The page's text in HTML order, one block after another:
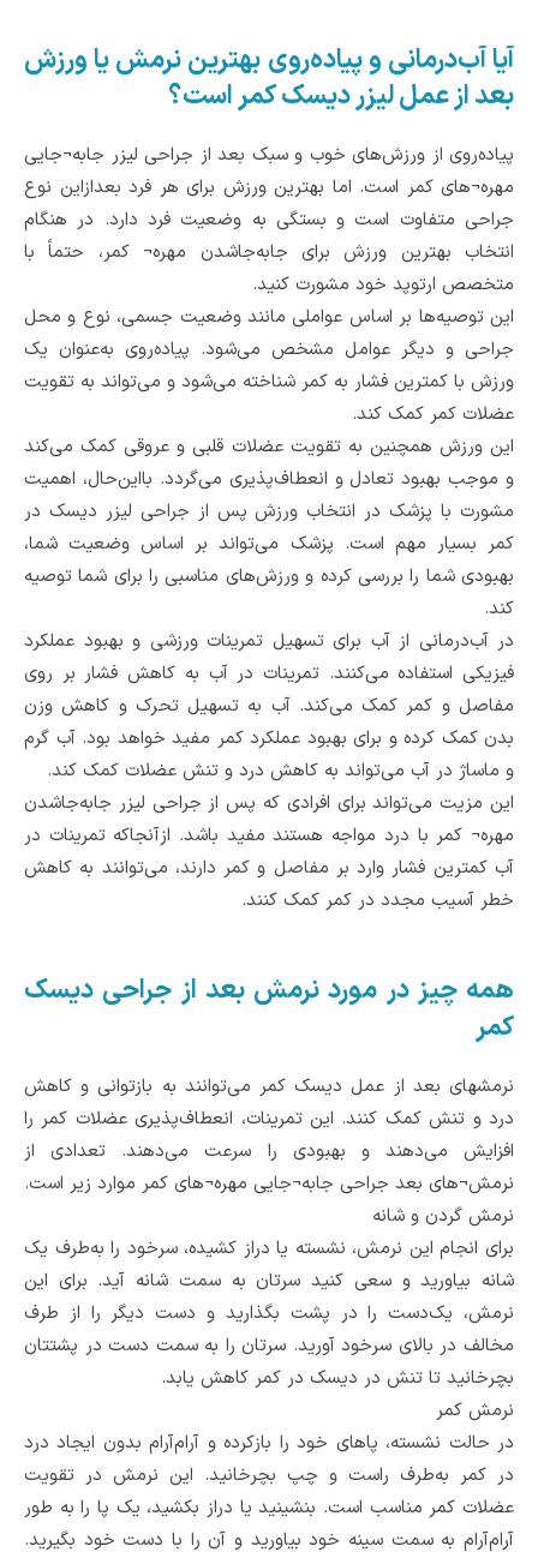
آیا آب‌درمانی و پیاده‌روی بهترین نرمش یا ورزش
بعد از عمل لیزر دیسک کمر است؟
پیاده‌روی از ورزش‌های خوب و سبک بعد از جراحی لیزر جابه¬جایی
مهره¬های کمر است. اما بهترین ورزش برای هر فرد بعدازاین نوع
جراحی متفاوت است و بستگی به وضعیت فرد دارد. در هنگام
انتخاب بهترین ورزش برای جابه‌جاشدن مهره¬ کمر، حتماً با
متخصص ارتوپد خود مشورت کنید.
این توصیه‌ها بر اساس عواملی مانند وضعیت جسمی، نوع و محل
جراحی و دیگر عوامل مشخص می‌شود. پیاده‌روی به‌عنوان یک
ورزش با کمترین فشار به کمر شناخته می‌شود و می‌تواند به تقویت
عضلات کمر کمک کند.
این ورزش همچنین به تقویت عضلات قلبی و عروقی کمک می‌کند
و موجب بهبود تعادل و انعطاف‌پذیری می‌گردد. بااین‌حال، اهمیت
مشورت با پزشک در انتخاب ورزش پس از جراحی لیزر دیسک در
کمر بسیار مهم است. پزشک می‌تواند بر اساس وضعیت شما،
بهبودی شما را بررسی کرده و ورزش‌های مناسبی را برای شما توصیه
کند.
در آب‌درمانی از آب برای تسهیل تمرینات ورزشی و بهبود عملکرد
فیزیکی استفاده می‌کنند. تمرینات در آب به کاهش فشار بر روی
مفاصل و کمر کمک می‌کند. آب به تسهیل تحرک و کاهش وزن
بدن کمک کرده و برای بهبود عملکرد کمر مفید خواهد بود. آب گرم
و ماساژ در آب می‌تواند به کاهش درد و تنش عضلات کمک کند.
این مزیت می‌تواند برای افرادی که پس از جراحی لیزر جابه‌جاشدن
مهره¬ کمر با درد مواجه هستند مفید باشد. ازآنجاکه تمرینات در
آب کمترین فشار وارد بر مفاصل و کمر دارند، می‌توانند به کاهش
خطر آسیب مجدد در کمر کمک کنند.
همه چیز در مورد نرمش بعد از جراحی دیسک
کمر
نرمشهای بعد از عمل دیسک کمر می‌توانند به بازتوانی و کاهش
درد و تنش کمک کنند. این تمرینات، انعطاف‌پذیری عضلات کمر را
افزایش می‌دهند و بهبودی را سرعت می‌دهند. تعدادی از
نرمش¬های بعد جراحی جابه¬جایی مهره¬های کمر موارد زیر است.
نرمش گردن و شانه
برای انجام این نرمش، نشسته یا دراز کشیده، سرخود را به‌طرف یک
شانه بیاورید و سعی کنید سرتان به سمت شانه آید. برای این
نرمش، یک‌دست را در پشت بگذارید و دست دیگر را از طرف
مخالف در بالای سرخود آورید. سرتان را به سمت دست در پشتتان
بچرخانید تا تنش در دیسک در کمر کاهش یابد.
نرمش کمر
در حالت نشسته، پاهای خود را بازکرده و آرام‌آرام بدون ایجاد درد
در کمر به‌طرف راست و چپ بچرخانید. این نرمش در تقویت
عضلات کمر مناسب است. بنشینید یا دراز بکشید، یک پا را به طور
آرام‌آرام به سمت سینه خود بیاورید و آن را با دست خود بگیرید.